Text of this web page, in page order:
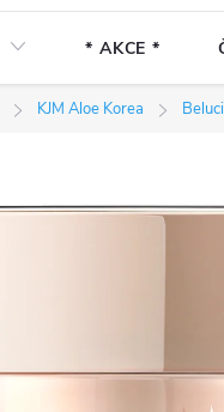
* AKCE *
KJM Aloe Korea